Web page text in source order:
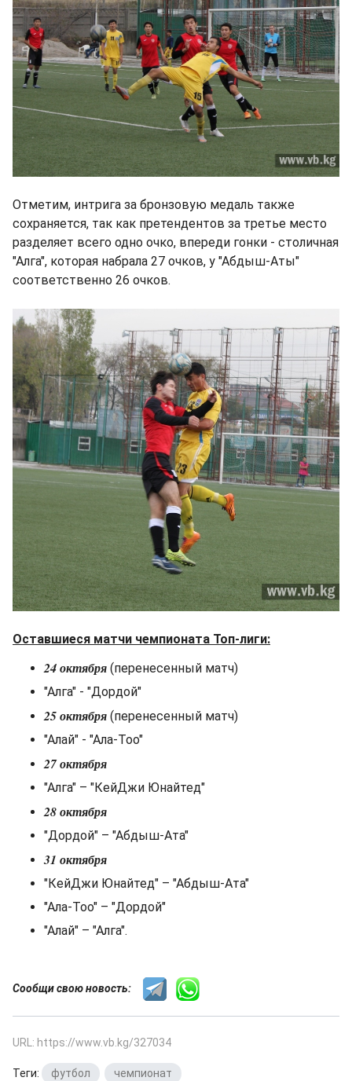
Отметим, интрига за бронзовую медаль также
сохраняется, так как претендентов за третье место
разделяет всего одно очко, впереди гонки - столичная
"Алга", которая набрала 27 очков, у "Абдыш-Аты"
соответственно 26 очков.
Оставшиеся матчи чемпионата Топ-лиги:
24 октября (перенесенный матч)
"Алга" - "Дордой"
25 октября (перенесенный матч)
"Алай" - "Ала-Тоо"
27 октября
"Алга" – "КейДжи Юнайтед"
28 октября
"Дордой" – "Абдыш-Ата"
31 октября
"КейДжи Юнайтед" – "Абдыш-Ата"
"Ала-Тоо" – "Дордой"
"Алай" – "Алга".
Сообщи свою новость:
URL: https://www.vb.kg/327034
Теги: футбол чемпионат